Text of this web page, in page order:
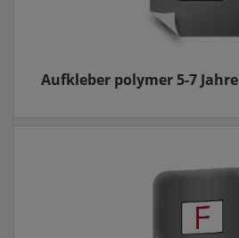
Aufkleber polymer 5-7 Jahre